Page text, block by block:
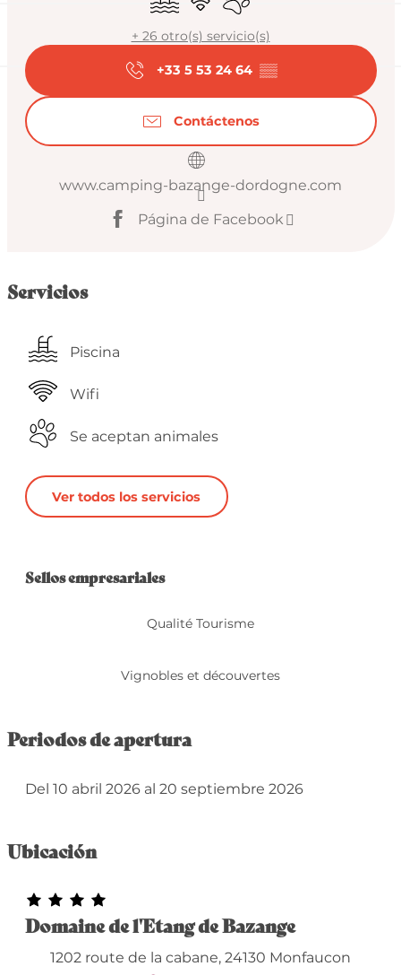
+ 26 otro(s) servicio(s)
+33 5 53 24 64 ▒▒
Contáctenos
www.camping-bazange-dordogne.com
Página de Facebook
Servicios
Piscina
Wifi
Se aceptan animales
Ver todos los servicios
Oferta de
Sellos empresariales
Sellos empresariales
Qualité Tourisme
Vignobles et découvertes
Periodos de apertura
Del 10 abril 2026 al 20 septiembre 2026
Ubicación
Domaine de l'Etang de Bazange
1202 route de la cabane, 24130 Monfaucon